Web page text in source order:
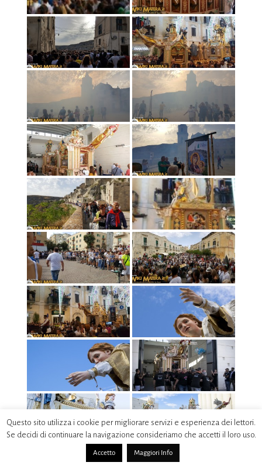
Questo sito utilizza i cookie per migliorare servizi e esperienza dei lettori.
Se decidi di continuare la navigazione consideriamo che accetti il loro uso.
Accetto Maggiori Info